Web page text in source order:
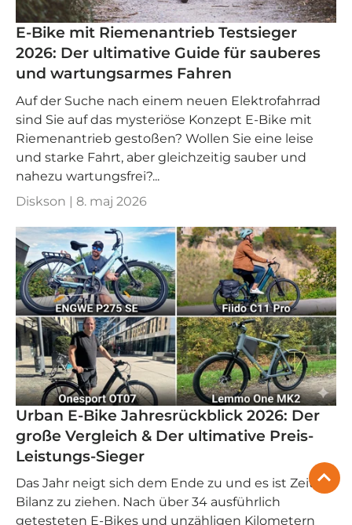
E-Bike mit Riemenantrieb Testsieger
2026: Der ultimative Guide für sauberes
und wartungsarmes Fahren
Auf der Suche nach einem neuen Elektrofahrrad
sind Sie auf das mysteriöse Konzept E-Bike mit
Riemenantrieb gestoßen? Wollen Sie eine leise
und starke Fahrt, aber gleichzeitig sauber und
nahezu wartungsfrei?...
Diskson | 8. maj 2026
Urban E-Bike Jahresrückblick 2026: Der
große Vergleich & Der ultimative Preis-
Leistungs-Sieger
Das Jahr neigt sich dem Ende zu und es ist Zeit,
Bilanz zu ziehen. Nach über 34 ausführlich
getesteten E-Bikes und unzähligen Kilometern